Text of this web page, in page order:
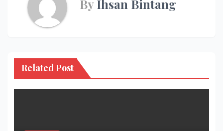
ByIhsan Bintang
Related Post